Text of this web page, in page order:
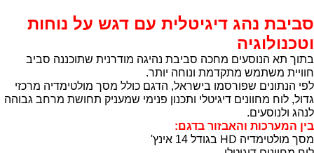
סביבת נהג דיגיטלית עם דגש על נוחות
וטכנולוגיה
בתוך תא הנוסעים מחכה סביבת נהיגה מודרנית שתוכננה סביב
חוויית משתמש מתקדמת ונוחה יותר.
לפי הנתונים שפורסמו בישראל, הדגם כולל מסך מולטימדיה מרכזי
גדול, לוח מחוונים דיגיטלי ותכנון פנימי שמעניק תחושת מרחב גבוהה
לנהג ולנוסעים.
בין המערכות והאבזור בדגם:
מסך מולטימדיה HD בגודל 14 אינץ'